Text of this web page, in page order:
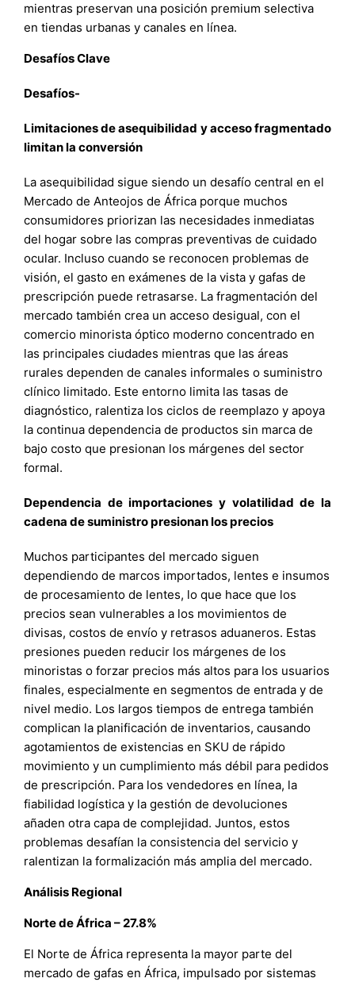
mientras preservan una posición premium selectiva
en tiendas urbanas y canales en línea.
Desafíos Clave
Desafíos-
Limitaciones de asequibilidad y acceso fragmentado
limitan la conversión
La asequibilidad sigue siendo un desafío central en el
Mercado de Anteojos de África porque muchos
consumidores priorizan las necesidades inmediatas
del hogar sobre las compras preventivas de cuidado
ocular. Incluso cuando se reconocen problemas de
visión, el gasto en exámenes de la vista y gafas de
prescripción puede retrasarse. La fragmentación del
mercado también crea un acceso desigual, con el
comercio minorista óptico moderno concentrado en
las principales ciudades mientras que las áreas
rurales dependen de canales informales o suministro
clínico limitado. Este entorno limita las tasas de
diagnóstico, ralentiza los ciclos de reemplazo y apoya
la continua dependencia de productos sin marca de
bajo costo que presionan los márgenes del sector
formal.
Dependencia de importaciones y volatilidad de la
cadena de suministro presionan los precios
Muchos participantes del mercado siguen
dependiendo de marcos importados, lentes e insumos
de procesamiento de lentes, lo que hace que los
precios sean vulnerables a los movimientos de
divisas, costos de envío y retrasos aduaneros. Estas
presiones pueden reducir los márgenes de los
minoristas o forzar precios más altos para los usuarios
finales, especialmente en segmentos de entrada y de
nivel medio. Los largos tiempos de entrega también
complican la planificación de inventarios, causando
agotamientos de existencias en SKU de rápido
movimiento y un cumplimiento más débil para pedidos
de prescripción. Para los vendedores en línea, la
fiabilidad logística y la gestión de devoluciones
añaden otra capa de complejidad. Juntos, estos
problemas desafían la consistencia del servicio y
ralentizan la formalización más amplia del mercado.
Análisis Regional
Norte de África – 27.8%
El Norte de África representa la mayor parte del
mercado de gafas en África, impulsado por sistemas